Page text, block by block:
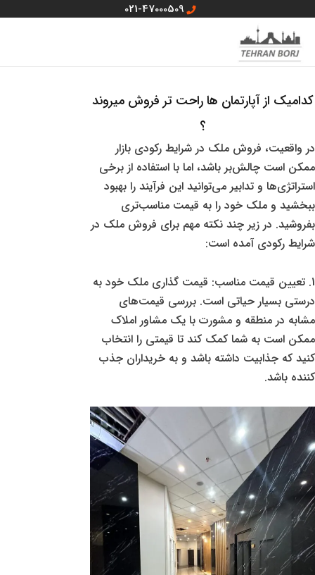
محتوا
021-47000509
کدامیک از آپارتمان ها راحت تر فروش میروند
؟
در واقعیت، فروش ملک در شرایط رکودی بازار
ممکن است چالش‌بر باشد، اما با استفاده از برخی
استراتژی‌ها و تدابیر می‌توانید این فرآیند را بهبود
ببخشید و ملک خود را به قیمت مناسب‌تری
بفروشید. در زیر چند نکته مهم برای فروش ملک در
شرایط رکودی آمده است:
1. تعیین قیمت مناسب: قیمت گذاری ملک خود به
درستی بسیار حیاتی است. بررسی قیمت‌های
مشابه در منطقه و مشورت با یک مشاور املاک
ممکن است به شما کمک کند تا قیمتی را انتخاب
کنید که جذابیت داشته باشد و به خریداران جذب
کننده باشد.